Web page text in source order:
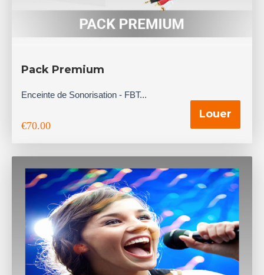
Pack Premium
Enceinte de Sonorisation - FBT...
€70.00
Louer